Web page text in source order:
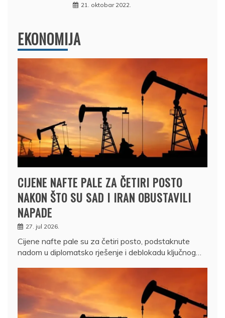
21. oktobar 2022.
EKONOMIJA
CIJENE NAFTE PALE ZA ČETIRI POSTO
NAKON ŠTO SU SAD I IRAN OBUSTAVILI
NAPADE
27. jul 2026.
Cijene nafte pale su za četiri posto, podstaknute
nadom u diplomatsko rješenje i deblokadu ključnog…